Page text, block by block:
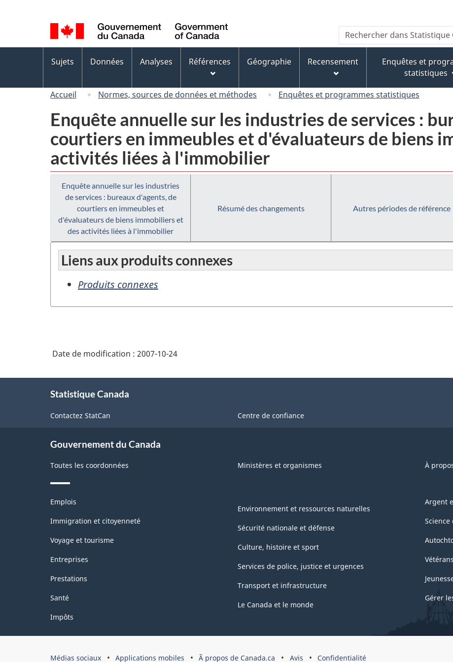
au
contenu
principal
« À
propos
de
ce
version
HTML
simplifiée
de
la
langue
Canada
Recherche
Rechercher
dans
Canada
des
Sujets Données Analyses Références Géographie Recensement
Enquêtes et
statistiques
Accueil Normes, sources de données et méthodes Enquêtes et programmes statistiques
Enquête annuelle sur les industries de services :
courtiers en immeubles et d'évaluateurs de biens
activités liées à l'immobilier
Enquête annuelle sur les industries
de services : bureaux d'agents, de
courtiers en immeubles et
d'évaluateurs de biens immobiliers et
des activités liées à l'immobilier
Résumé des changements Autres périodes de référence
Liens aux produits connexes
Produits connexes
Date de modification : 2007-10-24
Statistique Canada
Contactez StatCan Centre de confiance
Gouvernement du Canada
Toutes les coordonnées Ministères et organismes À
Thèmes
sujets
Emplois
Immigration et citoyenneté
Voyage et tourisme
Entreprises
Prestations
Santé
Impôts
Environnement et ressources naturelles
Sécurité nationale et défense
Culture, histoire et sport
Services de police, justice et urgences
Transport et infrastructure
Le Canada et le monde
Argent
Gérer
Organisation
Médias sociaux Applications mobiles Ã propos de Canada.ca Avis Confidentialité